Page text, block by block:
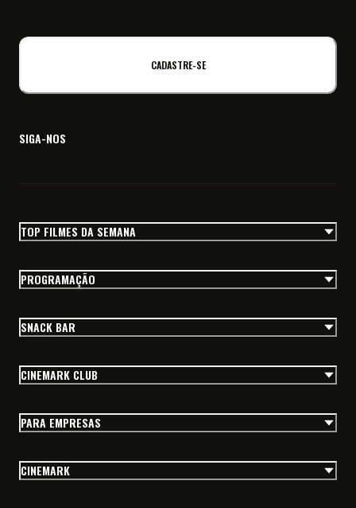
CADASTRE-SE
SIGA-NOS
TOP FILMES DA SEMANA
PROGRAMAÇÃO
SNACK BAR
CINEMARK CLUB
PARA EMPRESAS
CINEMARK